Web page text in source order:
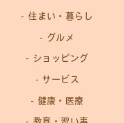
住まい・暮らし
グルメ
ショッピング
サービス
健康・医療